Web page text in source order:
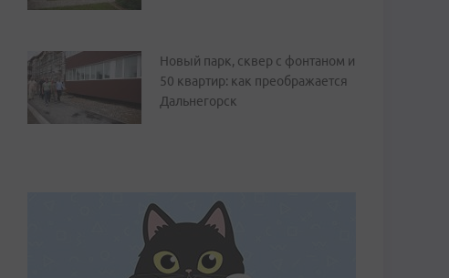
Новый парк, сквер с фонтаном и
50 квартир: как преображается
Дальнегорск